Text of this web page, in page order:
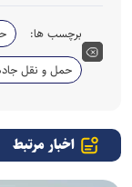
برچسب ها:
حمل و نقل
اخبار مرتبط